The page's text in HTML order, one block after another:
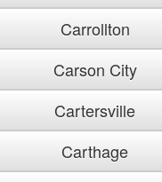
Carrollton
Carson City
Cartersville
Carthage